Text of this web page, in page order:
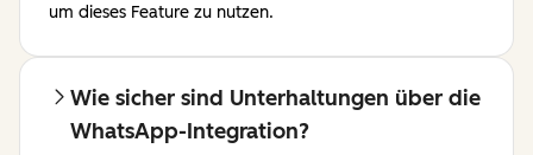
um dieses Feature zu nutzen.
Wie sicher sind Unterhaltungen über die
WhatsApp-Integration?